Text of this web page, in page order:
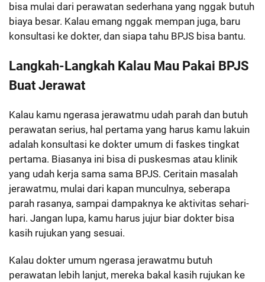
bisa mulai dari perawatan sederhana yang nggak butuh
biaya besar. Kalau emang nggak mempan juga, baru
konsultasi ke dokter, dan siapa tahu BPJS bisa bantu.
Langkah-Langkah Kalau Mau Pakai BPJS
Buat Jerawat
Kalau kamu ngerasa jerawatmu udah parah dan butuh
perawatan serius, hal pertama yang harus kamu lakuin
adalah konsultasi ke dokter umum di faskes tingkat
pertama. Biasanya ini bisa di puskesmas atau klinik
yang udah kerja sama sama BPJS. Ceritain masalah
jerawatmu, mulai dari kapan munculnya, seberapa
parah rasanya, sampai dampaknya ke aktivitas sehari-
hari. Jangan lupa, kamu harus jujur biar dokter bisa
kasih rujukan yang sesuai.
Kalau dokter umum ngerasa jerawatmu butuh
perawatan lebih lanjut, mereka bakal kasih rujukan ke